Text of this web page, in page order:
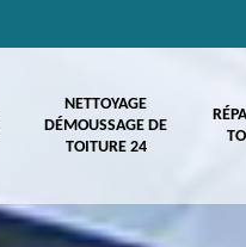
NETTOYAGE
DÉMOUSSAGE DE
TOITURE 24